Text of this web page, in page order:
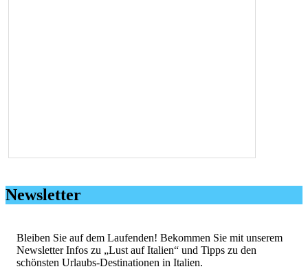
Newsletter
Bleiben Sie auf dem Laufenden! Bekommen Sie mit unserem
Newsletter Infos zu „Lust auf Italien“ und Tipps zu den
schönsten Urlaubs-Destinationen in Italien.